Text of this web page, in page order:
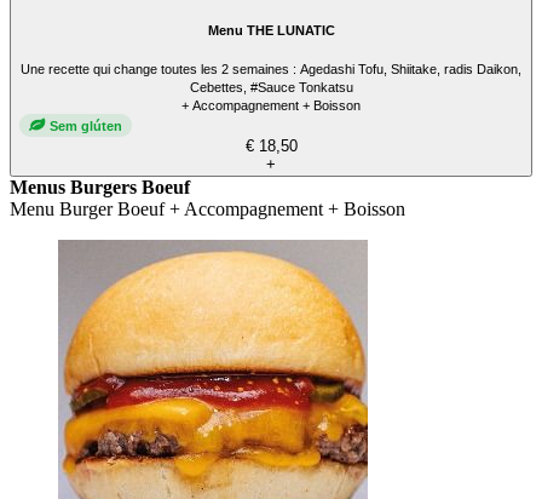
Menu THE LUNATIC
Une recette qui change toutes les 2 semaines : Agedashi Tofu, Shiitake, radis Daikon,
Cebettes, #Sauce Tonkatsu
+ Accompagnement + Boisson
Sem glúten
€ 18,50
+
Menus Burgers Boeuf
Menu Burger Boeuf + Accompagnement + Boisson